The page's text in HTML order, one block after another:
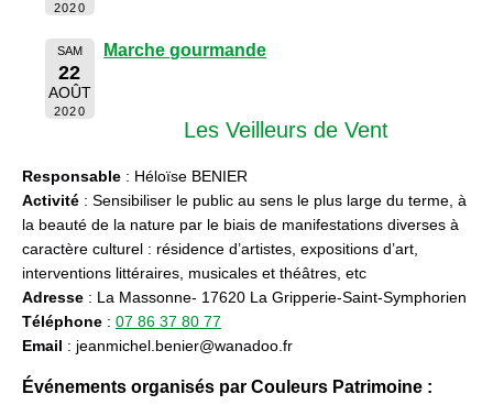
2020
SAM
22
AOÛT
2020
Marche gourmande
Les Veilleurs de Vent
Responsable : Héloïse BENIER
Activité : Sensibiliser le public au sens le plus large du terme, à
la beauté de la nature par le biais de manifestations diverses à
caractère culturel : résidence d’artistes, expositions d’art,
interventions littéraires, musicales et théâtres, etc
Adresse : La Massonne- 17620 La Gripperie-Saint-Symphorien
Téléphone : 07 86 37 80 77
Email : jeanmichel.benier@wanadoo.fr
Événements organisés par Couleurs Patrimoine :